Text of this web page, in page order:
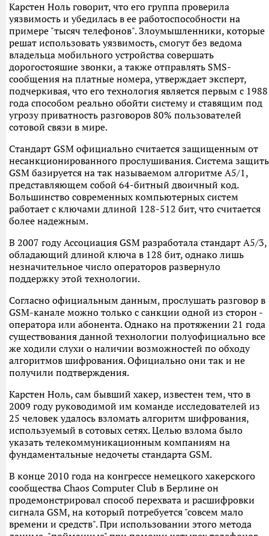
Карстен Ноль говорит, что его группа проверила
уязвимость и убедилась в ее работоспособности на
примере "тысяч телефонов". Злоумышленники, которые
решат использовать уязвимость, смогут без ведома
владельца мобильного устройства совершать
дорогостояшие звонки, а также отправлять SMS-
сообщения на платные номера, утверждает эксперт,
подчеркивая, что его технология является первым с 1988
года способом реально обойти систему и ставящим под
угрозу приватность разговоров 80% пользователей
сотовой связи в мире.
Стандарт GSM официально считается защищенным от
несанкционированного прослушивания. Система
GSM базируется на так называемом алгоритме A5/1,
представляющем собой 64-битный двоичный код.
Большинство современных компьютерных систем
работает с ключами длиной 128-512 бит, что считается
более надежным.
В 2007 году Ассоциация GSM разработала стандарт A5/3,
обладающий длиной ключа в 128 бит, однако лишь
незначительное число операторов развернуло
поддержку этой технологии.
Согласно официальным данным, прослушать разговор в
GSM-канале можно только с санкции одной из сторон -
оператора или абонента. Однако на протяжении 21 года
существования данной технологии полуофициально все
же ходили слухи о наличии возможностей по обходу
алгоритмов шифрования. Официально они так и не
получили подтверждения.
Карстен Ноль, сам бывший хакер, известен тем, что в
2009 году руководимой им команде исследователей из
25 человек удалось взломать алгоритм шифрования,
используемый в сотовых сетях. Целью взлома было
указать телекоммуникационным компаниям на
фундаментальные недочеты стандарта GSM.
В конце 2010 года на конгрессе немецкого хакерского
сообщества Chaos Computer Club в Берлине он
продемонстрировал способ перехвата и расшифровки
сигнала GSM, на который потребуется "совсем мало
времени и средств". При использовании этого метода